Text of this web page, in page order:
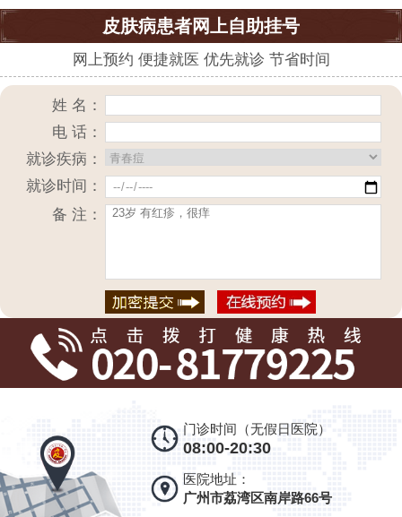
皮肤病患者网上自助挂号
网上预约 便捷就医 优先就诊 节省时间
姓 名：
电 话：
就诊疾病：
就诊时间：
备 注：
门诊时间（无假日医院）
08:00-20:30
医院地址：
广州市荔湾区南岸路66号